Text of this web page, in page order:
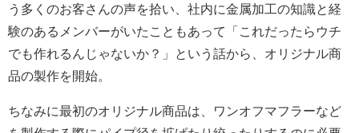
う多くのお客さんの声を拾い、社内に金属加工の知識と経
験のあるメンバーがいたこともあって「これだったらウチ
でも作れるんじゃないか？」という話から、オリジナル商
品の製作を開始。
ちなみに最初のオリジナル商品は、ワンオフマフラーなど